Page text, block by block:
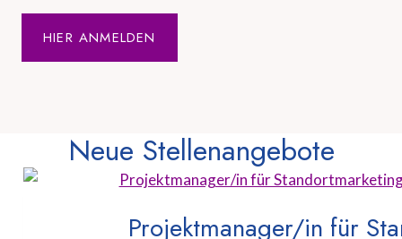
HIER ANMELDEN
Neue Stellenangebote
Projektmanager/in für